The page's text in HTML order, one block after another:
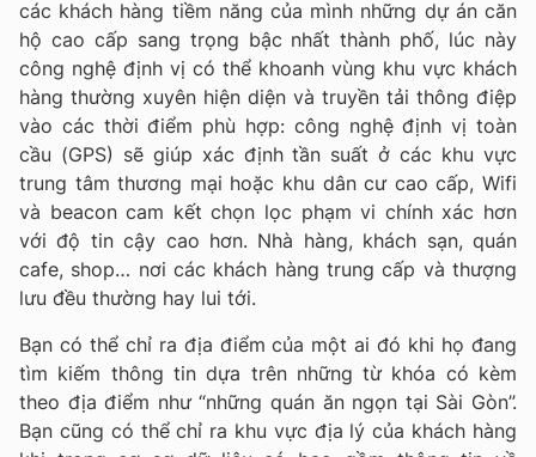
các khách hàng tiềm năng của mình những dự án căn
hộ cao cấp sang trọng bậc nhất thành phố, lúc này
công nghệ định vị có thể khoanh vùng khu vực khách
hàng thường xuyên hiện diện và truyền tải thông điệp
vào các thời điểm phù hợp: công nghệ định vị toàn
cầu (GPS) sẽ giúp xác định tần suất ở các khu vực
trung tâm thương mại hoặc khu dân cư cao cấp, Wifi
và beacon cam kết chọn lọc phạm vi chính xác hơn
với độ tin cậy cao hơn. Nhà hàng, khách sạn, quán
cafe, shop… nơi các khách hàng trung cấp và thượng
lưu đều thường hay lui tới.
Bạn có thể chỉ ra địa điểm của một ai đó khi họ đang
tìm kiếm thông tin dựa trên những từ khóa có kèm
theo địa điểm như “những quán ăn ngọn tại Sài Gòn”.
Bạn cũng có thể chỉ ra khu vực địa lý của khách hàng